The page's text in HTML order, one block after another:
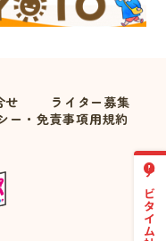
せ
ライター募集
ー・免責事項用規約